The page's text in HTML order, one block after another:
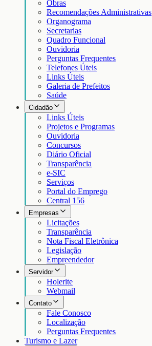
Obras
Recomendações Administrativas
Organograma
Secretarias
Quadro Funcional
Ouvidoria
Perguntas Frequentes
Telefones Úteis
Links Úteis
Galeria de Prefeitos
Saúde
Cidadão
Links Úteis
Projetos e Programas
Ouvidoria
Concursos
Diário Oficial
Transparência
e-SIC
Serviços
Portal do Emprego
Central 156
Empresas
Licitações
Transparência
Nota Fiscal Eletrônica
Legislação
Empreendedor
Servidor
Holerite
Webmail
Contato
Fale Conosco
Localização
Perguntas Frequentes
Turismo e Lazer